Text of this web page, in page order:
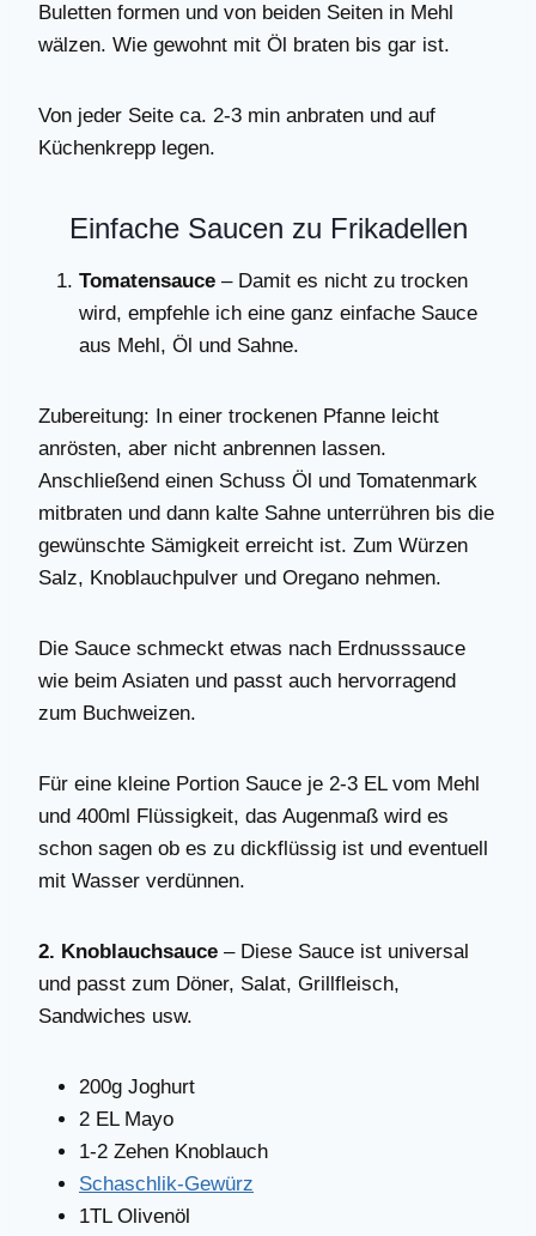
Buletten formen und von beiden Seiten in Mehl
wälzen. Wie gewohnt mit Öl braten bis gar ist.
Von jeder Seite ca. 2-3 min anbraten und auf
Küchenkrepp legen.
Einfache Saucen zu Frikadellen
Tomatensauce – Damit es nicht zu trocken
wird, empfehle ich eine ganz einfache Sauce
aus Mehl, Öl und Sahne.
Zubereitung: In einer trockenen Pfanne leicht
anrösten, aber nicht anbrennen lassen.
Anschließend einen Schuss Öl und Tomatenmark
mitbraten und dann kalte Sahne unterrühren bis die
gewünschte Sämigkeit erreicht ist. Zum Würzen
Salz, Knoblauchpulver und Oregano nehmen.
Die Sauce schmeckt etwas nach Erdnusssauce
wie beim Asiaten und passt auch hervorragend
zum Buchweizen.
Für eine kleine Portion Sauce je 2-3 EL vom Mehl
und 400ml Flüssigkeit, das Augenmaß wird es
schon sagen ob es zu dickflüssig ist und eventuell
mit Wasser verdünnen.
2. Knoblauchsauce – Diese Sauce ist universal
und passt zum Döner, Salat, Grillfleisch,
Sandwiches usw.
200g Joghurt
2 EL Mayo
1-2 Zehen Knoblauch
Schaschlik-Gewürz
1TL Olivenöl